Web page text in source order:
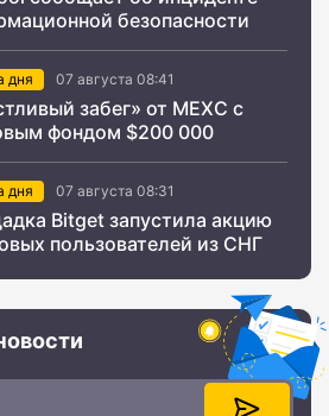
безопасности
дня 07 августа 08:41
забег» от MEXC с
фондом $200 000
дня 07 августа 08:31
Bitget запустила акцию
пользователей из СНГ